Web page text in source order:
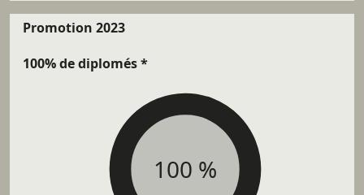
Promotion 2023
100% de diplomés *
100